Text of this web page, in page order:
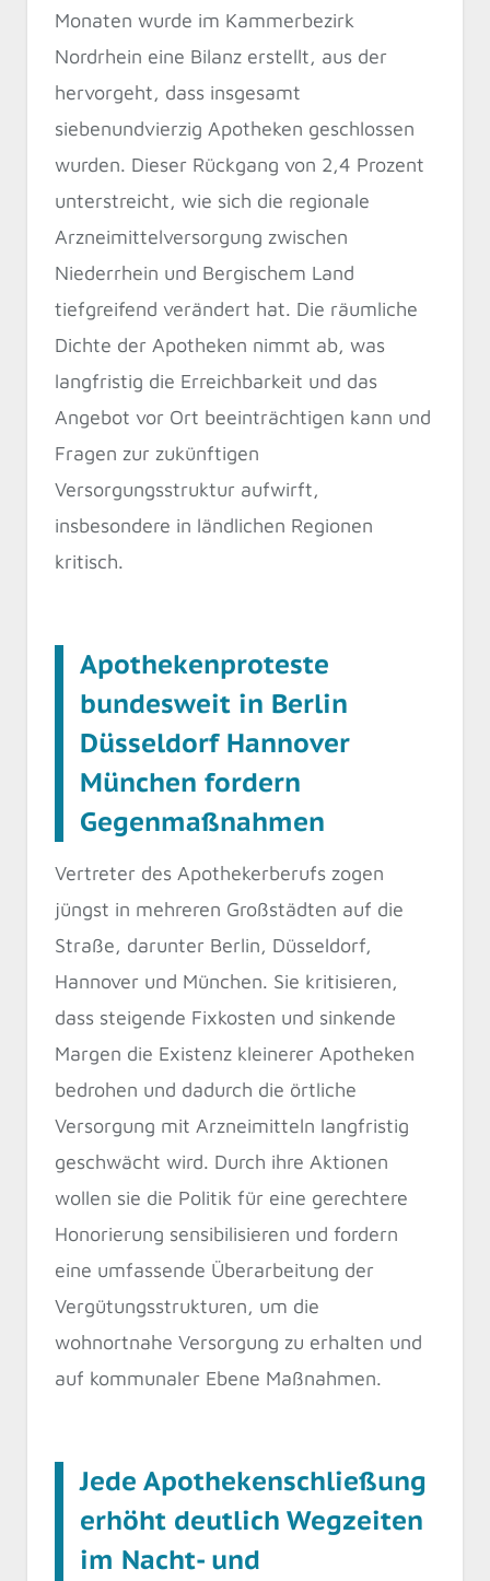
Monaten wurde im Kammerbezirk
Nordrhein eine Bilanz erstellt, aus der
hervorgeht, dass insgesamt
siebenundvierzig Apotheken geschlossen
wurden. Dieser Rückgang von 2,4 Prozent
unterstreicht, wie sich die regionale
Arzneimittelversorgung zwischen
Niederrhein und Bergischem Land
tiefgreifend verändert hat. Die räumliche
Dichte der Apotheken nimmt ab, was
langfristig die Erreichbarkeit und das
Angebot vor Ort beeinträchtigen kann und
Fragen zur zukünftigen
Versorgungsstruktur aufwirft,
insbesondere in ländlichen Regionen
kritisch.
Apothekenproteste
bundesweit in Berlin
Düsseldorf Hannover
München fordern
Gegenmaßnahmen
Vertreter des Apothekerberufs zogen
jüngst in mehreren Großstädten auf die
Straße, darunter Berlin, Düsseldorf,
Hannover und München. Sie kritisieren,
dass steigende Fixkosten und sinkende
Margen die Existenz kleinerer Apotheken
bedrohen und dadurch die örtliche
Versorgung mit Arzneimitteln langfristig
geschwächt wird. Durch ihre Aktionen
wollen sie die Politik für eine gerechtere
Honorierung sensibilisieren und fordern
eine umfassende Überarbeitung der
Vergütungsstrukturen, um die
wohnortnahe Versorgung zu erhalten und
auf kommunaler Ebene Maßnahmen.
Jede Apothekenschließung
erhöht deutlich Wegzeiten
im Nacht- und